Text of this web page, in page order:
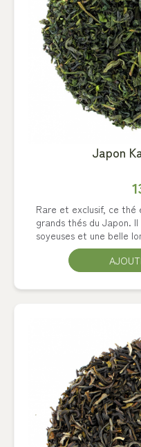
Japon
Rare et exclusif, ce
grands thés du Japon.
soyeuses et une belle